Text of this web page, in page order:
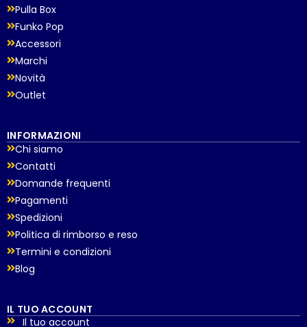
Pulla Box
Funko Pop
Accessori
Marchi
Novità
Outlet
INFORMAZIONI
Chi siamo
Contatti
Domande frequenti
Pagamenti
Spedizioni
Politica di rimborso e reso
Termini e condizioni
Blog
IL TUO ACCOUNT
Il tuo account